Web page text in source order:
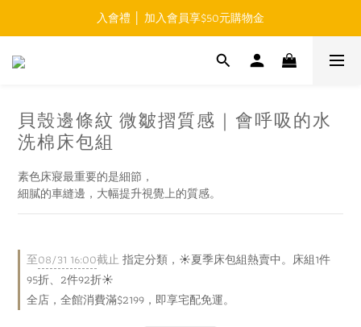
免運費 │ 滿$999元 超商取貨免運
入會禮 │ 加入會員享$50元購物金
貝殼邊條紋 微皺摺質感｜會呼吸的水
洗棉床包組
素色床寢最重要的是細節，
細膩的車縫邊，大幅提升視覺上的質感。
至08/31 16:00截止指定分類，☀️夏季床包組熱賣中。床組1件
95折、2件92折☀️
全店，全館消費滿$2199，即享宅配免運。